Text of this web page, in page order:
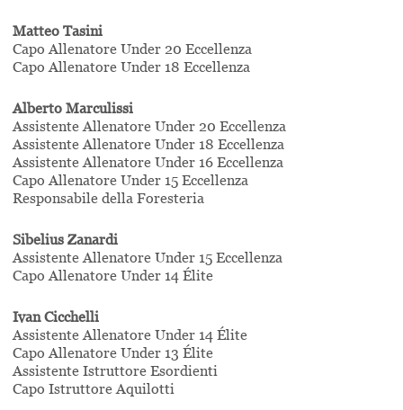
Matteo Tasini
Capo Allenatore Under 20 Eccellenza
Capo Allenatore Under 18 Eccellenza
Alberto Marculissi
Assistente Allenatore Under 20 Eccellenza
Assistente Allenatore Under 18 Eccellenza
Assistente Allenatore Under 16 Eccellenza
Capo Allenatore Under 15 Eccellenza
Responsabile della Foresteria
Sibelius Zanardi
Assistente Allenatore Under 15 Eccellenza
Capo Allenatore Under 14 Élite
Ivan Cicchelli
Assistente Allenatore Under 14 Élite
Capo Allenatore Under 13 Élite
Assistente Istruttore Esordienti
Capo Istruttore Aquilotti